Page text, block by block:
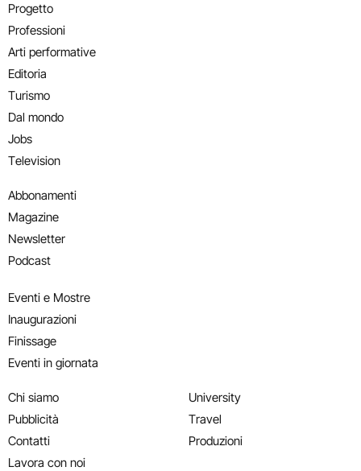
Progetto
Professioni
Arti performative
Editoria
Turismo
Dal mondo
Jobs
Television
Abbonamenti
Magazine
Newsletter
Podcast
Eventi e Mostre
Inaugurazioni
Finissage
Eventi in giornata
Chi siamo
Pubblicità
Contatti
Lavora con noi
University
Travel
Produzioni